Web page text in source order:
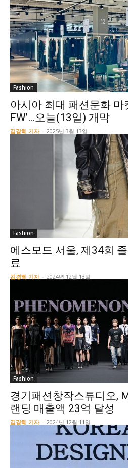
Fashion
아시아 최대 패션문화 마
FW’…오늘(13일) 개막
김경혜 기자 - 2025년 3월 13일
Fashion
에스모드 서울, 제34회
료
김경혜 기자 - 2024년 12월 13일
Fashion
경기패션창작스튜디오,
랜딩 매출액 23억 달성
김경혜 기자 - 2024년 12월 11일